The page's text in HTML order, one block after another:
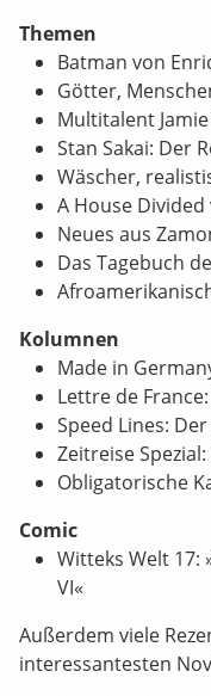
Themen
Batman von
Götter,
Multitalent
Stan Sakai: Der
Wäscher,
A House
Neues aus
Das Tagebuch
Kolumnen
Made in
Lettre de
Speed Lines:
Zeitreise
Obligatorische
Comic
Witteks Welt 17:
VI«
Außerdem viele
interessantesten